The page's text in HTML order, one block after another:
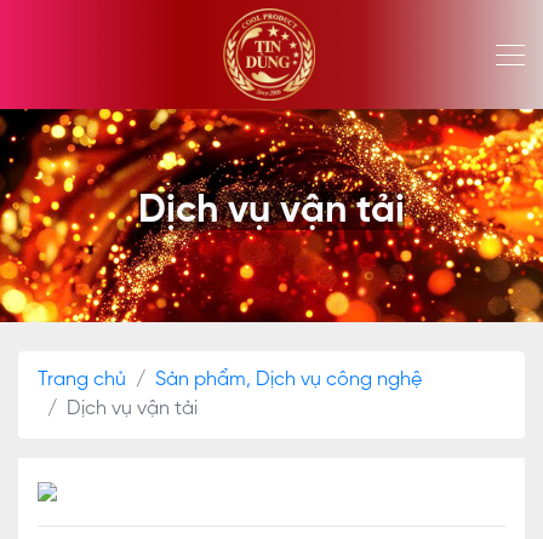
Dịch vụ vận tải
Trang chủ
Sản phẩm, Dịch vụ công nghệ
Dịch vụ vận tải